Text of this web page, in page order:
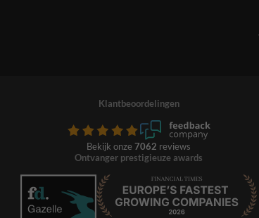
Klantbeoordelingen
Bekijk onze 7062 reviews
Ontvanger prestigieuze awards